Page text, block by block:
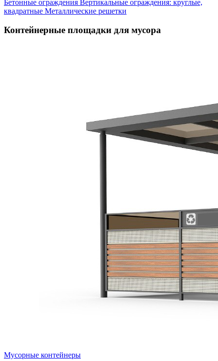
Бетонные ограждения Вертикальные ограждения: круглые,
квадратные Металлические решетки
Контейнерные площадки для мусора
Мусорные контейнеры